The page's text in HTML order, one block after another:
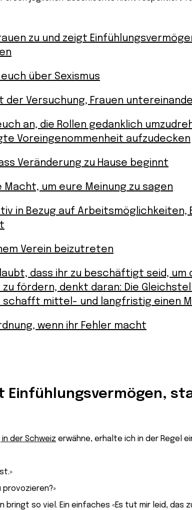
zu und zeigt
über Sexismus
der Versuchung, Frauen
an, die Rollen gedanklich
Voreingenommenheit aufzudecken
Veränderung zu Hause beginnt
um eure Meinung zu sagen
in Bezug auf Arbeitsmöglichkeiten,
Verein beizutreten
dass ihr zu beschäftigt seid, um
fördern, denkt daran: Die
schafft mittel- und langfristig einen
wenn ihr Fehler macht
Einfühlungsvermögen,
der Schweiz erwähne, erhalte ich in der Regel
provozieren?»
so viel. Ein einfaches «Es tut mir leid, das